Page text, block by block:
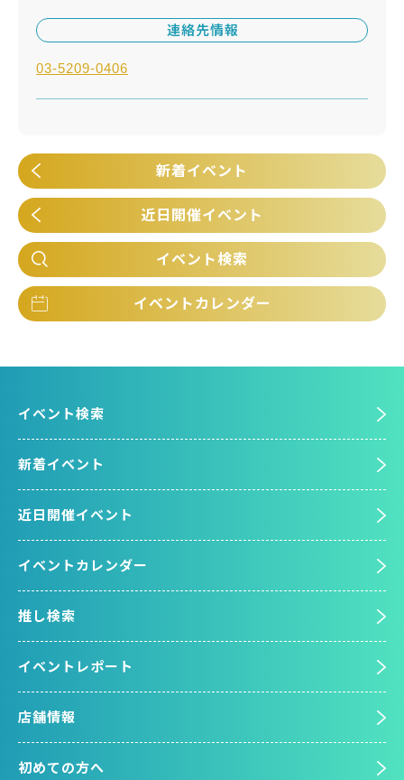
連絡先情報
03-5209-0406
新着イベント
近日開催イベント
イベント検索
イベントカレンダー
イベント検索
新着イベント
近日開催イベント
イベントカレンダー
推し検索
イベントレポート
店舗情報
初めての方へ